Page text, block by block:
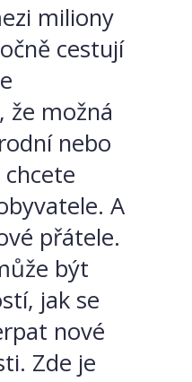
miliony
cestují
že možná
nebo
A
přátele.
být
jak se
nové
Zde je